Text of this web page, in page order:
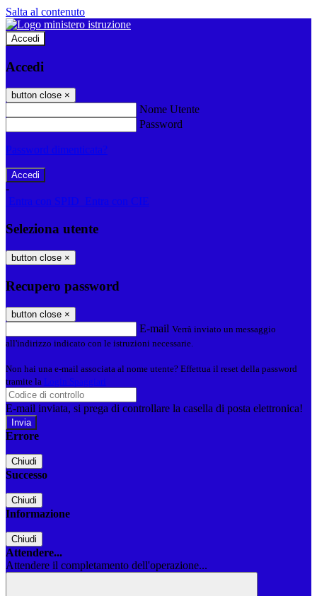
Salta al contenuto
Accedi
Accedi
button close ×
Nome Utente
Password
Password dimenticata?
-
Entra con SPID
Entra con CIE
Seleziona utente
button close ×
Recupero password
button close ×
E-mail Verrà inviato un messaggio
all'indirizzo indicato con le istruzioni necessarie.
Non hai una e-mail associata al nome utente? Effettua il reset della password
tramite la Login Spaggiari
E-mail inviata, si prega di controllare la casella di posta elettronica!
Errore
Chiudi
Successo
Chiudi
Informazione
Chiudi
Attendere...
Attendere il completamento dell'operazione...